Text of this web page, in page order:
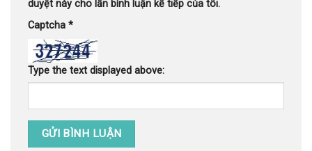
duyệt này cho lần bình luận kế tiếp của tôi.
Captcha *
Type the text displayed above: